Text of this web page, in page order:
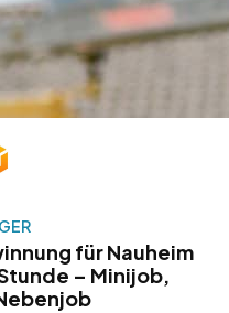
für Nauheim
– Minijob,